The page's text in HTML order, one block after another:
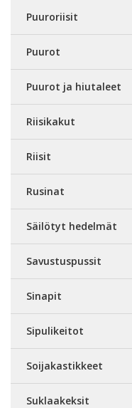
Puuroriisit
Puurot
Puurot ja hiutaleet
Riisikakut
Riisit
Rusinat
Säilötyt hedelmät
Savustuspussit
Sinapit
Sipulikeitot
Soijakastikkeet
Suklaakeksit